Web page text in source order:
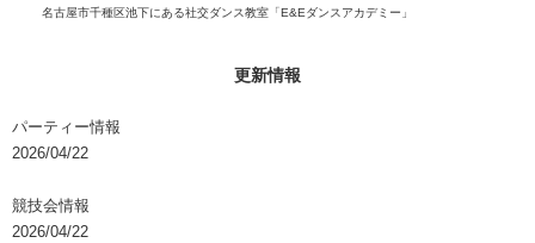
名古屋市千種区池下にある社交ダンス教室「E&Eダンスアカデミー」
更新情報
パーティー情報
2026/04/22
競技会情報
2026/04/22